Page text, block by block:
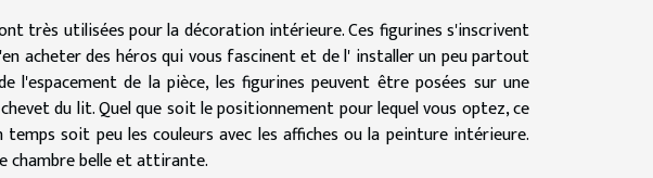
très utilisées pour la décoration intérieure. Ces figurines s'inscrivent
acheter des héros qui vous fascinent et de l' installer un peu partout
l'espacement de la pièce, les figurines peuvent être posées sur une
du lit. Quel que soit le positionnement pour lequel vous optez, ce
soit peu les couleurs avec les affiches ou la peinture intérieure.
chambre belle et attirante.